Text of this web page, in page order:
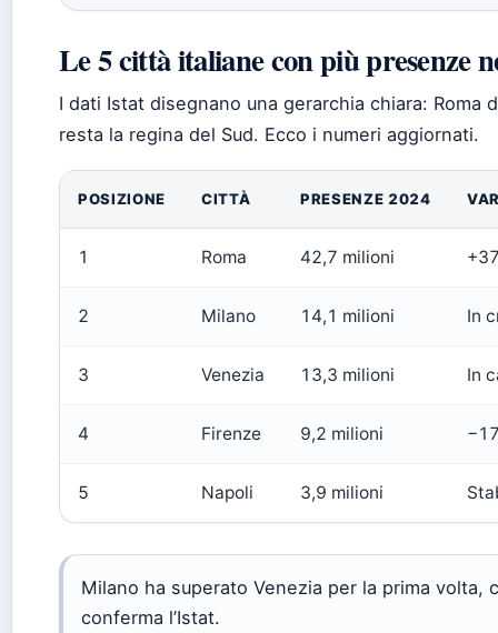
Le 5 città italiane con più presenze
I dati Istat disegnano una gerarchia chiara: Roma
resta la regina del Sud. Ecco i numeri aggiornati.
POSIZIONE CITTÀ PRESENZE 2024
1 Roma 42,7 milioni
2 Milano 14,1 milioni In
3 Venezia 13,3 milioni In
4 Firenze 9,2 milioni
5 Napoli 3,9 milioni
Milano ha superato Venezia per la prima volta,
conferma l’Istat.